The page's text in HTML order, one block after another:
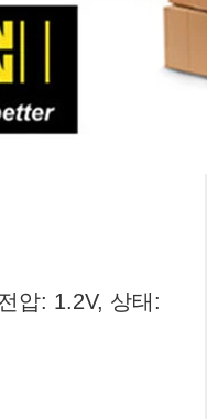
압: 1.2V, 상태: